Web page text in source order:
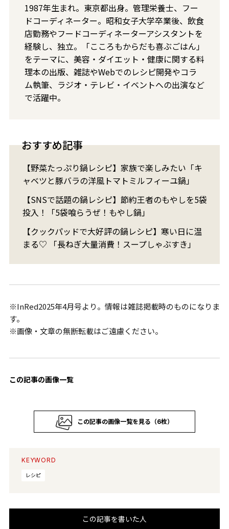
1987年生まれ。東京都出身。管理栄養士、フー
ドコーディネーター。昭和女子大学卒業後、飲食
店勤務やフードコーディネーターアシスタントを
経験し、独立。「こころもからだも喜ぶごはん」
をテーマに、美容・ダイエット・健康に関する料
理本の出版、雑誌やWebでのレシピ開発やコラ
ム執筆、ラジオ・テレビ・イベントへの出演など
で活躍中。
おすすめ記事
【野菜たっぷり鍋レシピ】家族で楽しみたい「キ
ャベツと豚バラの洋風トマトミルフィーユ鍋」
【SNSで話題の鍋レシピ】節約王者のもやしを5袋
投入！「5袋喰らうぜ！もやし鍋」
【クックパッドで大好評の鍋レシピ】寒い日に温
まる♡ 「長ねぎ大量消費！スープしゃぶすき」
※InRed2025年4月号より。情報は雑誌掲載時のものになりま
す。
※画像・文章の無断転載はご遠慮ください。
この記事の画像一覧
この記事の画像一覧を見る（6枚）
KEYWORD
レシピ
この記事を書いた人